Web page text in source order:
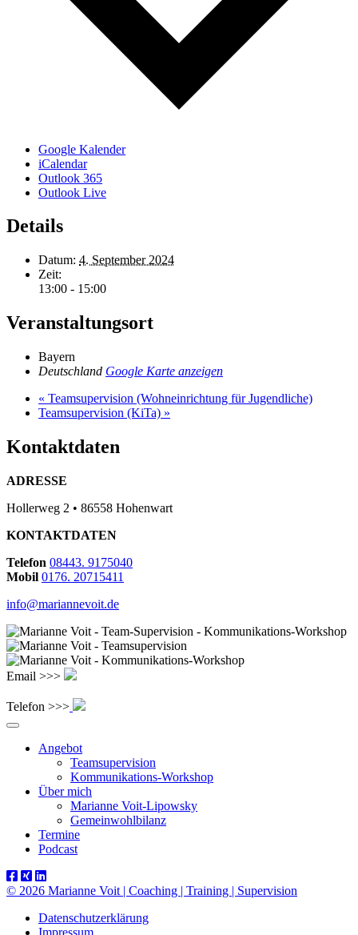
Google Kalender
iCalendar
Outlook 365
Outlook Live
Details
Datum: 4. September 2024
Zeit:
13:00 - 15:00
Veranstaltungsort
Bayern
Deutschland Google Karte anzeigen
« Teamsupervision (Wohneinrichtung für Jugendliche)
Teamsupervision (KiTa) »
Kontaktdaten
ADRESSE
Hollerweg 2 • 86558 Hohenwart
KONTAKTDATEN
Telefon 08443. 9175040
Mobil 0176. 20715411
info@mariannevoit.de
Email >>>
Telefon >>>
Angebot
Teamsupervision
Kommunikations-Workshop
Über mich
Marianne Voit-Lipowsky
Gemeinwohlbilanz
Termine
Podcast
© 2026 Marianne Voit | Coaching | Training | Supervision
Datenschutzerklärung
Impressum